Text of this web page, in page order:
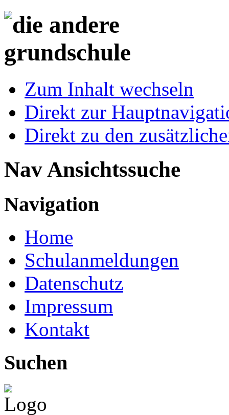
Zum Inhalt wechseln
Direkt zur
Direkt zu den
Nav Ansichtssuche
Navigation
Home
Schulanmeldungen
Datenschutz
Impressum
Kontakt
Suchen